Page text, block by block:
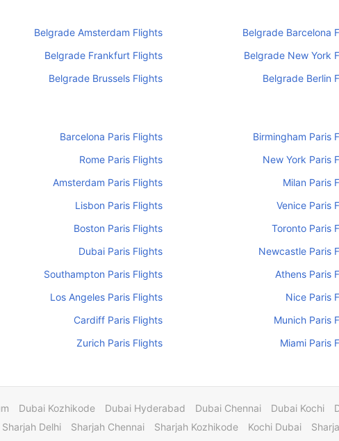
Belgrade Barcelona
Belgrade Amsterdam Flights
Belgrade New York
Belgrade Frankfurt Flights
Belgrade Berlin
Belgrade Brussels Flights
Birmingham Paris
Barcelona Paris Flights
New York Paris
Rome Paris Flights
Milan Paris
Amsterdam Paris Flights
Venice Paris
Lisbon Paris Flights
Toronto Paris
Boston Paris Flights
Newcastle Paris
Dubai Paris Flights
Athens Paris
Southampton Paris Flights
Nice Paris
Los Angeles Paris Flights
Munich Paris
Cardiff Paris Flights
Miami Paris
Zurich Paris Flights
Dubai Kochi
Dubai Chennai
Dubai Hyderabad
Dubai Kozhikode
Kochi Dubai
Sharjah Kozhikode
Sharjah Chennai
Sharjah Delhi